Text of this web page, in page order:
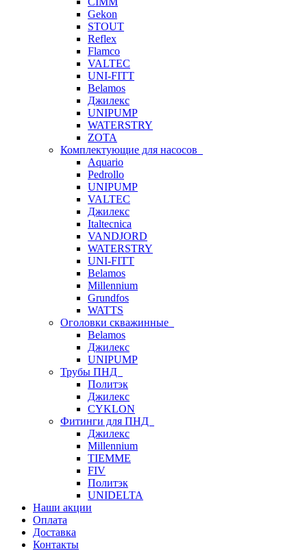
Gekon
STOUT
Reflex
Flamco
VALTEC
UNI-FITT
Belamos
Джилекс
UNIPUMP
WATERSTRY
ZOTA
Комплектующие для насосов
Aquario
Pedrollo
UNIPUMP
VALTEC
Джилекс
Italtecnica
VANDJORD
WATERSTRY
UNI-FITT
Belamos
Millennium
Grundfos
WATTS
Оголовки скважинные
Belamos
Джилекс
UNIPUMP
Трубы ПНД
Политэк
Джилекс
CYKLON
Фитинги для ПНД
Джилекс
Millennium
TIEMME
FIV
Политэк
UNIDELTA
Наши акции
Оплата
Доставка
Контакты